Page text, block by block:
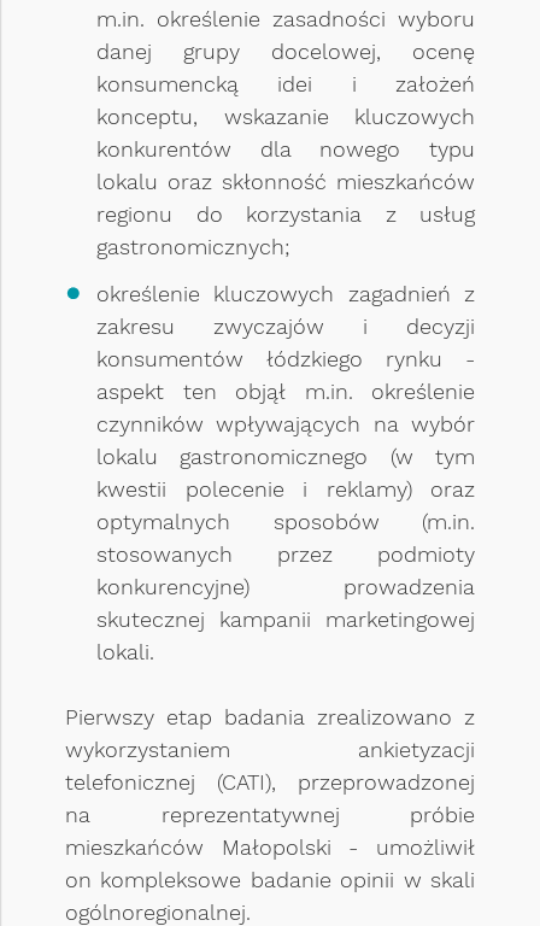
m.in. określenie zasadności wyboru
danej grupy docelowej, ocenę
konsumencką idei i założeń
konceptu, wskazanie kluczowych
konkurentów dla nowego typu
lokalu oraz skłonność mieszkańców
regionu do korzystania z usług
gastronomicznych;
określenie kluczowych zagadnień z
zakresu zwyczajów i decyzji
konsumentów łódzkiego rynku -
aspekt ten objął m.in. określenie
czynników wpływających na wybór
lokalu gastronomicznego (w tym
kwestii polecenie i reklamy) oraz
optymalnych sposobów (m.in.
stosowanych przez podmioty
konkurencyjne) prowadzenia
skutecznej kampanii marketingowej
lokali.
Pierwszy etap badania zrealizowano z
wykorzystaniem ankietyzacji
telefonicznej (CATI), przeprowadzonej
na reprezentatywnej próbie
mieszkańców Małopolski - umożliwił
on kompleksowe badanie opinii w skali
ogólnoregionalnej.